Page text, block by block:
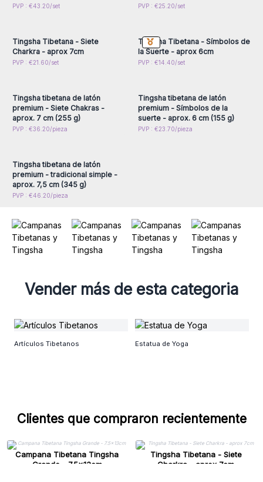
PVP : €43.20/set PVP : €25.20/set
Inicie sesión o regístrese
Tingsha Tibetana - Siete
Charkra - aprox 7cm
PVP : €21.60/set
Inicie sesión o regístrese
Tingsha Tibetana - Símbolos de
la Suerte - aprox 6cm
PVP : €14.40/set
Inicie sesión o regístrese
Tingsha tibetana de latón
premium - Siete Chakras -
aprox. 7 cm (255 g)
PVP : €36.20/pieza
Inicie sesión o regístrese
Tingsha tibetana de latón
premium - Símbolos de la
suerte - aprox. 6 cm (155 g)
PVP : €23.70/pieza
Inicie sesión o regístrese
Tingsha tibetana de latón
premium - tradicional simple -
aprox. 7,5 cm (345 g)
PVP : €46.20/pieza
Vender más de esta categoria
Artículos Tibetanos Estatua de Yoga
Clientes que compraron recientemente
Campana Tibetana Tingsha
Grande - 7.5x13cm
Tingsha Tibetana - Siete
Charkra - aprox 7cm